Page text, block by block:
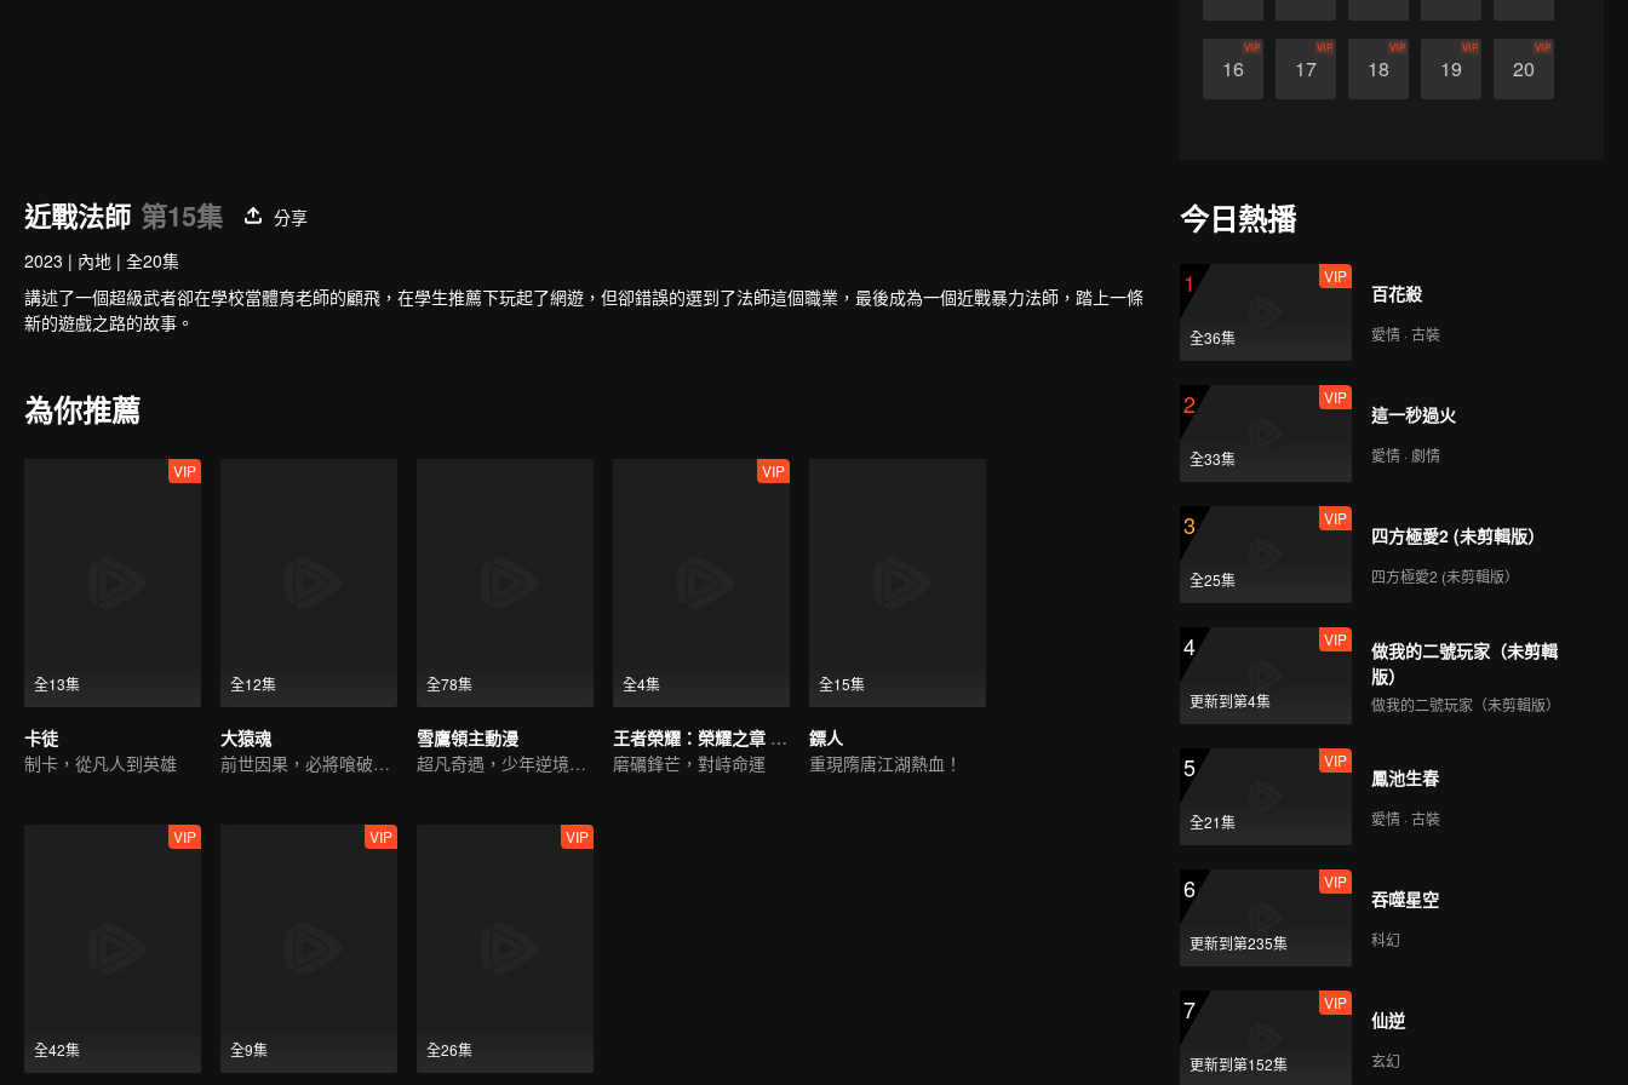
16
VIP
17
VIP
18
VIP
19
VIP
20
VIP
近戰法師 第15集
分享
2023 | 內地 | 全20集
講述了一個超級武者卻在學校當體育老師的顧飛，在學生推薦下玩起了網遊，但卻錯誤的選到了法師這個職業，最後成為一個近戰暴力法師，踏上一條
新的遊戲之路的故事。
為你推薦
全13集
VIP
卡徒
制卡，從凡人到英雄
全12集
大猿魂
前世因果，必將喰破蒼穹
全78集
雪鷹領主動漫
超凡奇遇，少年逆境重生
全4集
VIP
王者榮耀：榮耀之章 命運篇
磨礪鋒芒，對峙命運
全15集
鏢人
重現隋唐江湖熱血！
全42集
VIP
全9集
VIP
全26集
VIP
今日熱播
1
全36集
VIP
百花殺
愛情 · 古裝
2
全33集
VIP
這一秒過火
愛情 · 劇情
3
全25集
VIP
四方極愛2 (未剪輯版）
四方極愛2 (未剪輯版）
4
更新到第4集
VIP
做我的二號玩家（未剪輯
版）
做我的二號玩家（未剪輯版）
5
全21集
VIP
鳳池生春
愛情 · 古裝
6
更新到第235集
VIP
吞噬星空
科幻
7
更新到第152集
VIP
仙逆
玄幻